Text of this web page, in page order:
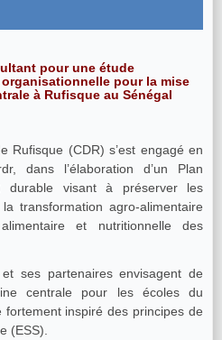
pour une étude
pour la mise
à Rufisque au Sénégal
Rufisque (CDR) s’est engagé en
dans l’élaboration d’un Plan
durable visant à préserver les
transformation agro-alimentaire
et nutritionnelle des
ses partenaires envisagent de
centrale pour les écoles du
inspiré des principes de
(ESS).